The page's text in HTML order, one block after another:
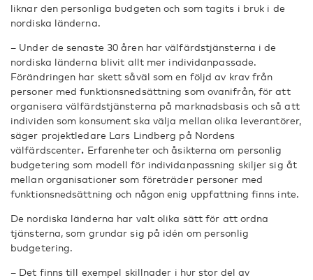
liknar den personliga budgeten och som tagits i bruk i de
nordiska länderna.
– Under de senaste 30 åren har välfärdstjänsterna i de
nordiska länderna blivit allt mer individanpassade.
Förändringen har skett såväl som en följd av krav från
personer med funktionsnedsättning som ovanifrån, för att
organisera välfärdstjänsterna på marknadsbasis och så att
individen som konsument ska välja mellan olika leverantörer,
säger projektledare Lars Lindberg på Nordens
välfärdscenter. Erfarenheter och åsikterna om personlig
budgetering som modell för individanpassning skiljer sig åt
mellan organisationer som företräder personer med
funktionsnedsättning och någon enig uppfattning finns inte.
De nordiska länderna har valt olika sätt för att ordna
tjänsterna, som grundar sig på idén om personlig
budgetering.
– Det finns till exempel skillnader i hur stor del av